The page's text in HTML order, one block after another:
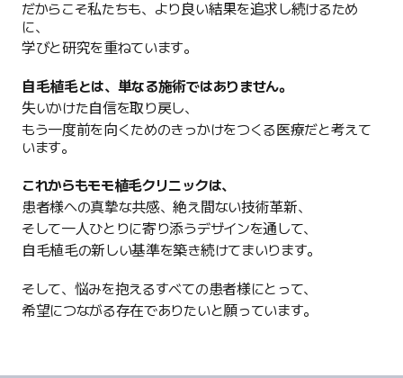
だからこそ私たちも、より良い結果を追求し続けるため
に、
学びと研究を重ねています。
自毛植毛とは、単なる施術ではありません。
失いかけた自信を取り戻し、
もう一度前を向くためのきっかけをつくる医療だと考えて
います。
これからもモモ植毛クリニックは、
患者様への真摯な共感、絶え間ない技術革新、
そして一人ひとりに寄り添うデザインを通して、
自毛植毛の新しい基準を築き続けてまいります。
そして、悩みを抱えるすべての患者様にとって、
希望につながる存在でありたいと願っています。